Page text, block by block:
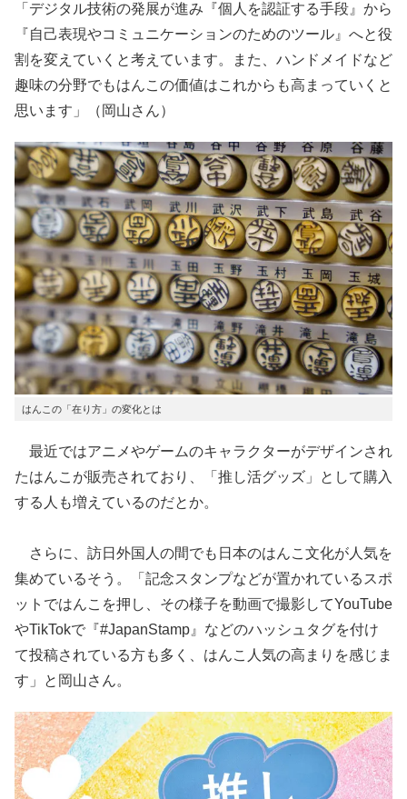
「デジタル技術の発展が進み『個人を認証する手段』から
『自己表現やコミュニケーションのためのツール』へと役
割を変えていくと考えています。また、ハンドメイドなど
趣味の分野でもはんこの価値はこれからも高まっていくと
思います」（岡山さん）
はんこの「在り方」の変化とは
最近ではアニメやゲームのキャラクターがデザインされ
たはんこが販売されており、「推し活グッズ」として購入
する人も増えているのだとか。
さらに、訪日外国人の間でも日本のはんこ文化が人気を
集めているそう。「記念スタンプなどが置かれているスポ
ットではんこを押し、その様子を動画で撮影してYouTube
やTikTokで『#JapanStamp』などのハッシュタグを付け
て投稿されている方も多く、はんこ人気の高まりを感じま
す」と岡山さん。